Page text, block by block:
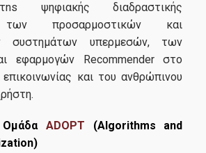
ψηφιακής διαδραστικής
των προσαρμοστικών και
συστη­μάτων υπερμεσών, των
εφαρμογών Recommender στο
και του ανθρώπινου
Ομάδα ADOPT (Algorithms and